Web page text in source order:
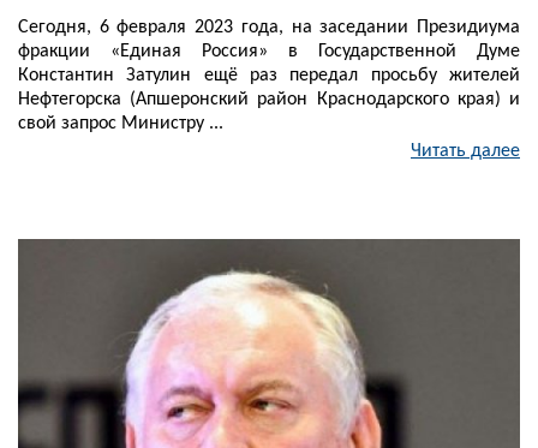
Сегодня, 6 февраля 2023 года, на заседании Президиума
фракции «Единая Россия» в Государственной Думе
Константин Затулин ещё раз передал просьбу жителей
Нефтегорска (Апшеронский район Краснодарского края) и
свой запрос Министру ...
Читать далее